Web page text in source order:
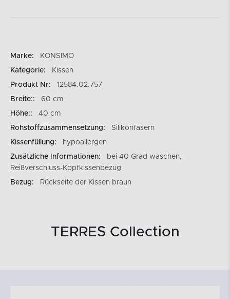
Marke:
KONSIMO
Kategorie:
Kissen
Produkt Nr:
12584.02.757
Breite::
60 cm
Höhe::
40 cm
Rohstoffzusammensetzung:
Silikonfasern
Kissenfüllung:
hypoallergen
Zusätzliche Informationen:
bei 40 Grad waschen,
Reißverschluss-Kopfkissenbezug
Bezug:
Rückseite der Kissen braun
TERRES Collection